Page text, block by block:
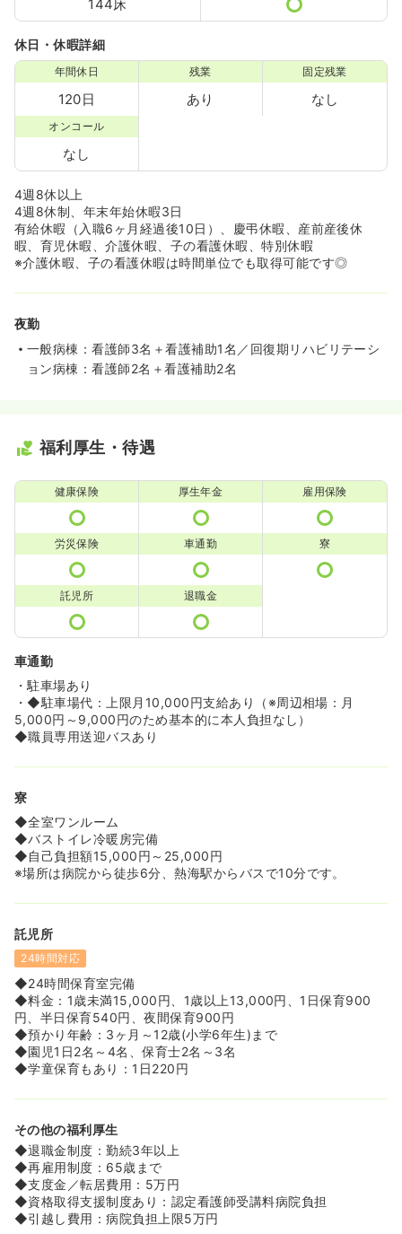
144床
休日・休暇詳細
年間休日
120日
残業
あり
固定残業
なし
オンコール
なし
4週8休以上
4週8休制、年末年始休暇3日
有給休暇（入職6ヶ月経過後10日）、慶弔休暇、産前産後休
暇、育児休暇、介護休暇、子の看護休暇、特別休暇
※介護休暇、子の看護休暇は時間単位でも取得可能です◎
夜勤
一般病棟：看護師3名＋看護補助1名／回復期リハビリテーシ
ョン病棟：看護師2名＋看護補助2名
福利厚生・待遇
健康保険 厚生年金 雇用保険
労災保険 車通勤 寮
託児所 退職金
車通勤
・駐車場あり
・◆駐車場代：上限月10,000円支給あり（※周辺相場：月
5,000円～9,000円のため基本的に本人負担なし）
◆職員専用送迎バスあり
寮
◆全室ワンルーム
◆バストイレ冷暖房完備
◆自己負担額15,000円～25,000円
※場所は病院から徒歩6分、熱海駅からバスで10分です。
託児所
24時間対応
◆24時間保育室完備
◆料金：1歳未満15,000円、1歳以上13,000円、1日保育900
円、半日保育540円、夜間保育900円
◆預かり年齢：3ヶ月～12歳(小学6年生)まで
◆園児1日2名～4名、保育士2名～3名
◆学童保育もあり：1日220円
その他の福利厚生
◆退職金制度：勤続3年以上
◆再雇用制度：65歳まで
◆支度金／転居費用：5万円
◆資格取得支援制度あり：認定看護師受講料病院負担
◆引越し費用：病院負担上限5万円